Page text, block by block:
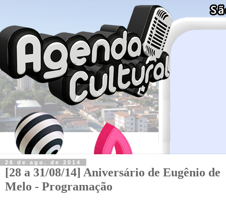
26 de ago. de 2014
[28 a 31/08/14] Aniversário de Eugênio de
Melo - Programação